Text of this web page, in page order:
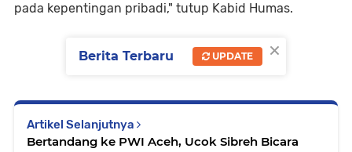
pada kepentingan pribadi," tutup Kabid Humas.
Artikel Selanjutnya
Bertandang ke PWI Aceh, Ucok Sibreh Bicara
×
Berita Terbaru UPDATE